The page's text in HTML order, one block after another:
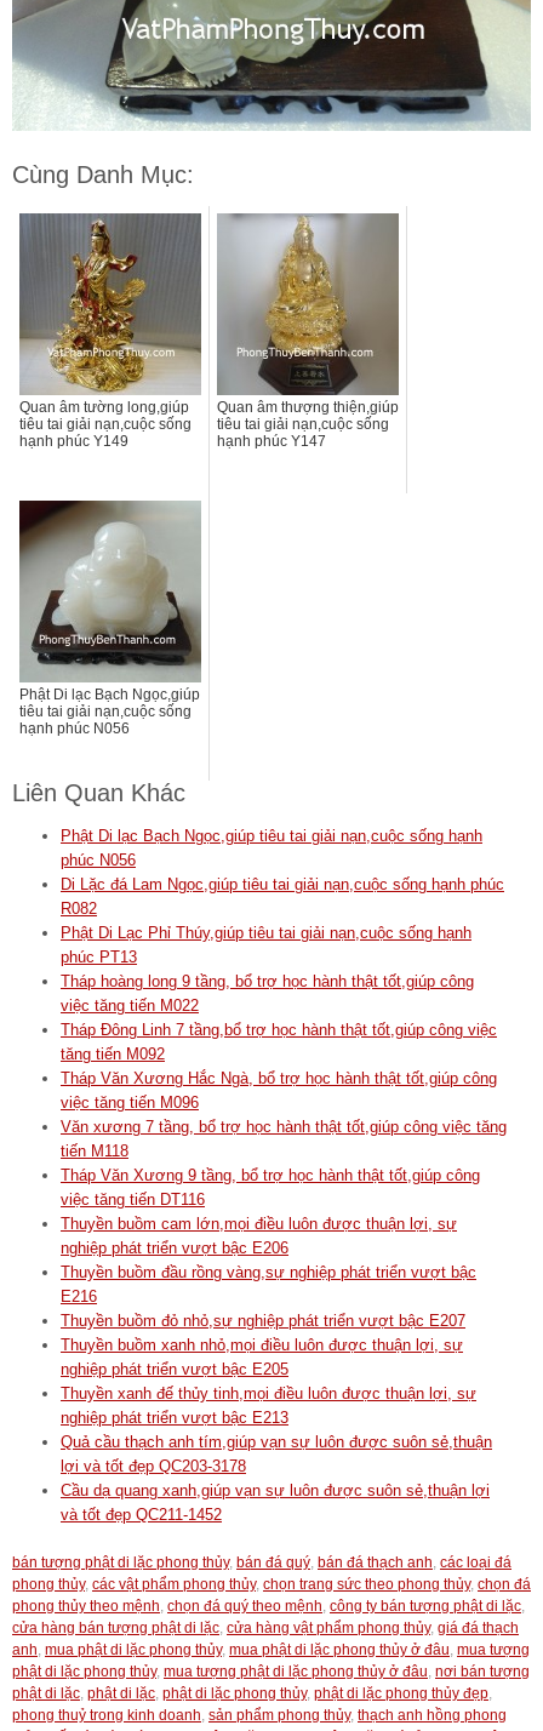
Cùng Danh Mục:
Quan âm tường long,giúp
tiêu tai giải nạn,cuộc sống
hạnh phúc Y149
Quan âm thượng thiện,giúp
tiêu tai giải nạn,cuộc sống
hạnh phúc Y147
Phật Di lạc Bạch Ngọc,giúp
tiêu tai giải nạn,cuộc sống
hạnh phúc N056
Liên Quan Khác
Phật Di lạc Bạch Ngọc,giúp tiêu tai giải nạn,cuộc sống hạnh
phúc N056
Di Lặc đá Lam Ngọc,giúp tiêu tai giải nạn,cuộc sống hạnh phúc
R082
Phật Di Lạc Phỉ Thúy,giúp tiêu tai giải nạn,cuộc sống hạnh
phúc PT13
Tháp hoàng long 9 tầng, bổ trợ học hành thật tốt,giúp công
việc tăng tiến M022
Tháp Đông Linh 7 tầng,bổ trợ học hành thật tốt,giúp công việc
tăng tiến M092
Tháp Văn Xương Hắc Ngà, bổ trợ học hành thật tốt,giúp công
việc tăng tiến M096
Văn xương 7 tầng, bổ trợ học hành thật tốt,giúp công việc tăng
tiến M118
Tháp Văn Xương 9 tầng, bổ trợ học hành thật tốt,giúp công
việc tăng tiến DT116
Thuyền buồm cam lớn,mọi điều luôn được thuận lợi, sự
nghiệp phát triển vượt bậc E206
Thuyền buồm đầu rồng vàng,sự nghiệp phát triển vượt bậc
E216
Thuyền buồm đỏ nhỏ,sự nghiệp phát triển vượt bậc E207
Thuyền buồm xanh nhỏ,mọi điều luôn được thuận lợi, sự
nghiệp phát triển vượt bậc E205
Thuyền xanh đế thủy tinh,mọi điều luôn được thuận lợi, sự
nghiệp phát triển vượt bậc E213
Quả cầu thạch anh tím,giúp vạn sự luôn được suôn sẻ,thuận
lợi và tốt đẹp QC203-3178
Cầu dạ quang xanh,giúp vạn sự luôn được suôn sẻ,thuận lợi
và tốt đẹp QC211-1452
bán tượng phật di lặc phong thủy, bán đá quý, bán đá thạch anh, các loại đá
phong thủy, các vật phẩm phong thủy, chọn trang sức theo phong thủy, chọn đá
phong thủy theo mệnh, chọn đá quý theo mệnh, công ty bán tượng phật di lặc,
cửa hàng bán tượng phật di lặc, cửa hàng vật phẩm phong thủy, giá đá thạch
anh, mua phật di lặc phong thủy, mua phật di lặc phong thủy ở đâu, mua tượng
phật di lặc phong thủy, mua tượng phật di lặc phong thủy ở đâu, nơi bán tượng
phật di lặc, phật di lặc, phật di lặc phong thủy, phật di lặc phong thủy đẹp,
phong thuỷ trong kinh doanh, sản phẩm phong thủy, thạch anh hồng phong